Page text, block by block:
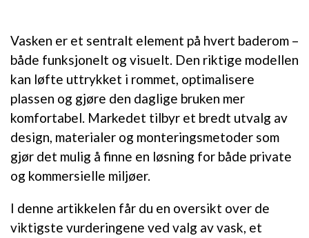
Vasken er et sentralt element på hvert baderom –
både funksjonelt og visuelt. Den riktige modellen
kan løfte uttrykket i rommet, optimalisere
plassen og gjøre den daglige bruken mer
komfortabel. Markedet tilbyr et bredt utvalg av
design, materialer og monteringsmetoder som
gjør det mulig å finne en løsning for både private
og kommersielle miljøer.
I denne artikkelen får du en oversikt over de
viktigste vurderingene ved valg av vask, et